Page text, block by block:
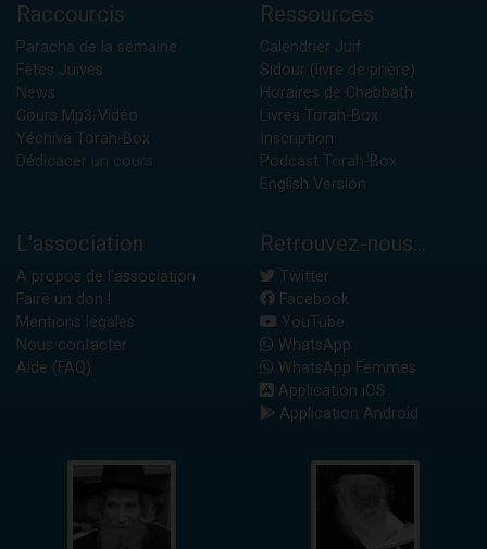
Raccourcis
Paracha de la semaine
Fêtes Juives
News
Cours Mp3-Vidéo
Yéchiva Torah-Box
Dédicacer un cours
Ressources
Calendrier Juif
Sidour (livre de prière)
Horaires de Chabbath
Livres Torah-Box
Inscription
Podcast Torah-Box
English Version
L'association
A propos de l'association
Faire un don !
Mentions légales
Nous contacter
Aide (FAQ)
Retrouvez-nous...
Twitter
Facebook
YouTube
WhatsApp
WhatsApp Femmes
Application iOS
Application Android